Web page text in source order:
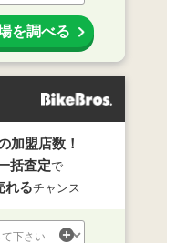
を調べる
加盟店数！
括査定で
れるチャンス